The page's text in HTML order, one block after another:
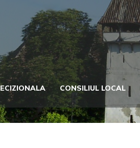
CONSILIUL LOCAL